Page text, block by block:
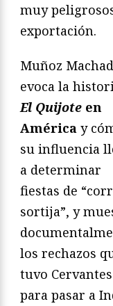
muy
exportación.
Muñoz
evoca la
El Quijote en
América y
su influencia
a determinar
fiestas de
sortija”, y
los rechazos
tuvo Cervantes
para pasar a